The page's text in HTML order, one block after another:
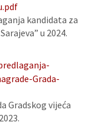
kandidata za
u 2024.
Grada-
Gradskog vijeća